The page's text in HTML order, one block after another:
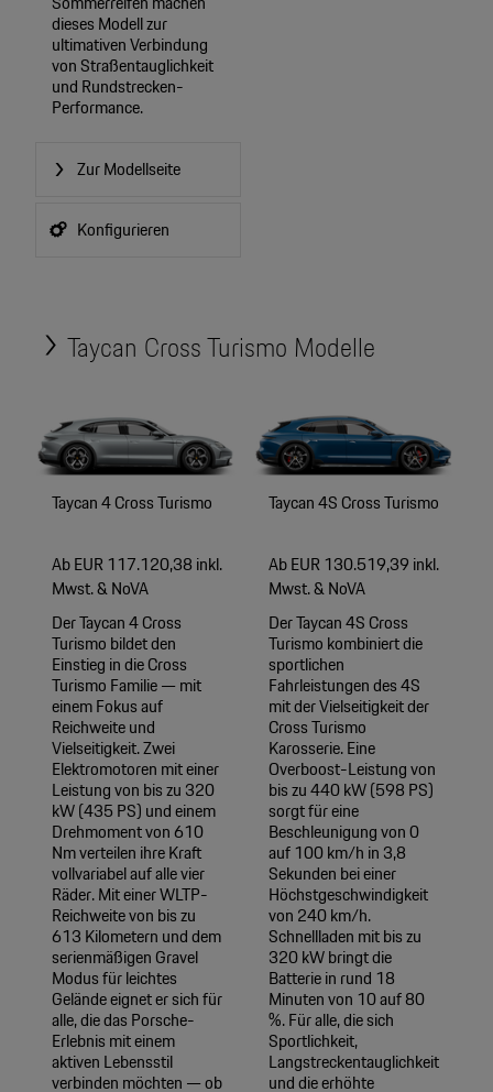
dieses Modell zur
ultimativen Verbindung
von Straßentauglichkeit
und Rundstrecken-
Performance.
Zur Modellseite
Konfigurieren
Taycan Cross Turismo Modelle
Taycan 4 Cross Turismo
Ab EUR 117.120,38 inkl.
Mwst. & NoVA
Der Taycan 4 Cross
Turismo bildet den
Einstieg in die Cross
Turismo Familie — mit
einem Fokus auf
Reichweite und
Vielseitigkeit. Zwei
Elektromotoren mit einer
Leistung von bis zu 320
kW (435 PS) und einem
Drehmoment von 610
Nm verteilen ihre Kraft
vollvariabel auf alle vier
Räder. Mit einer WLTP-
Reichweite von bis zu
613 Kilometern und dem
serienmäßigen Gravel
Modus für leichtes
Gelände eignet er sich für
alle, die das Porsche-
Erlebnis mit einem
aktiven Lebensstil
verbinden möchten — ob
Taycan 4S Cross Turismo
Ab EUR 130.519,39 inkl.
Mwst. & NoVA
Der Taycan 4S Cross
Turismo kombiniert die
sportlichen
Fahrleistungen des 4S
mit der Vielseitigkeit der
Cross Turismo
Karosserie. Eine
Overboost-Leistung von
bis zu 440 kW (598 PS)
sorgt für eine
Beschleunigung von 0
auf 100 km/h in 3,8
Sekunden bei einer
Höchstgeschwindigkeit
von 240 km/h.
Schnellladen mit bis zu
320 kW bringt die
Batterie in rund 18
Minuten von 10 auf 80
%. Für alle, die sich
Sportlichkeit,
Langstreckentauglichkeit
und die erhöhte